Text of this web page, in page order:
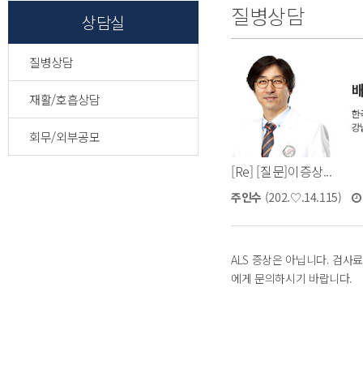
상담실
질병상담
재활/호흡상담
회무/외부공모
질병상담
[Re] [질문]이증상...
주인수 (202.♡.14.115)
ALS 증상은 아닙니다. 검사
에게 문의하시기 바랍니다.